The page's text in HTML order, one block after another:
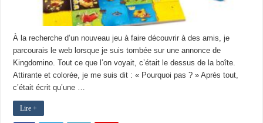
À la recherche d’un nouveau jeu à faire découvrir à des amis, je
parcourais le web lorsque je suis tombée sur une annonce de
Kingdomino. Tout ce que l’on voyait, c’était le dessus de la boîte.
Attirante et colorée, je me suis dit : « Pourquoi pas ? » Après tout,
c’était écrit qu’une …
Lire +